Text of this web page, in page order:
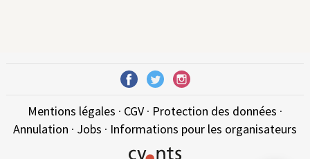
Mentions légales · CGV· Protection des données ·
Annulation · Jobs · Informations pour les organisateurs